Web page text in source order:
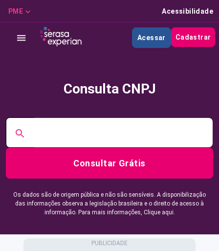
PME Acessibilidade
Acessar Cadastrar
Consulta CNPJ
Consultar Grátis
Os dados são de origem pública e não são sensíveis. A disponibilização
das informações observa a legislação brasileira e o direito de acesso à
informação. Para mais informações, Clique aqui.